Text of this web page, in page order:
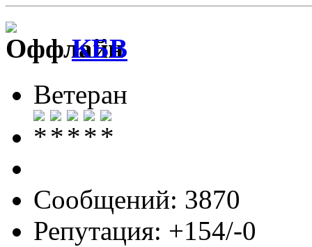
КБВ
Ветеран
Сообщений: 3870
Репутация: +154/-0